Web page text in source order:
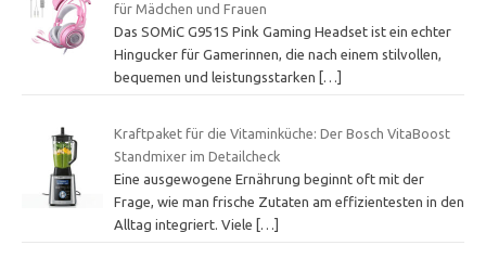
für Mädchen und Frauen
Das SOMiC G951S Pink Gaming Headset ist ein echter
Hingucker für Gamerinnen, die nach einem stilvollen,
bequemen und leistungsstarken
[…]
Kraftpaket für die Vitaminküche: Der Bosch VitaBoost
Standmixer im Detailcheck
Eine ausgewogene Ernährung beginnt oft mit der
Frage, wie man frische Zutaten am effizientesten in den
Alltag integriert. Viele
[…]